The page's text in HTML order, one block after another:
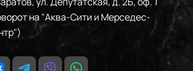
на "Аква-Сити и Мерседес-